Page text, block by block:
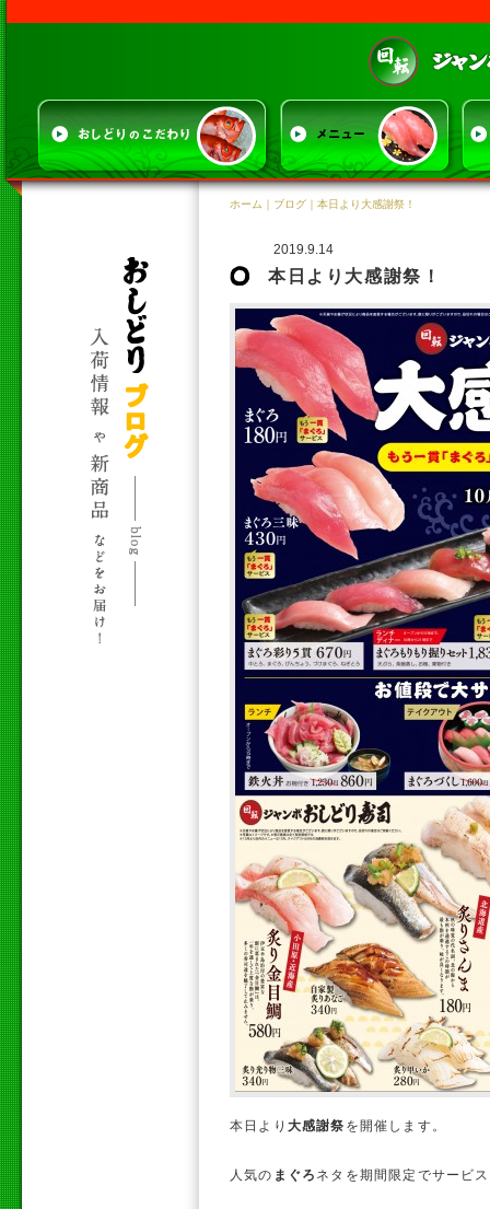
ホーム ｜ ブログ ｜本日より大感謝祭！
2019.9.14
本日より大感謝祭！
本日より 大感謝祭 を開催します。
人気の まぐろ ネタを期間限定でサービ